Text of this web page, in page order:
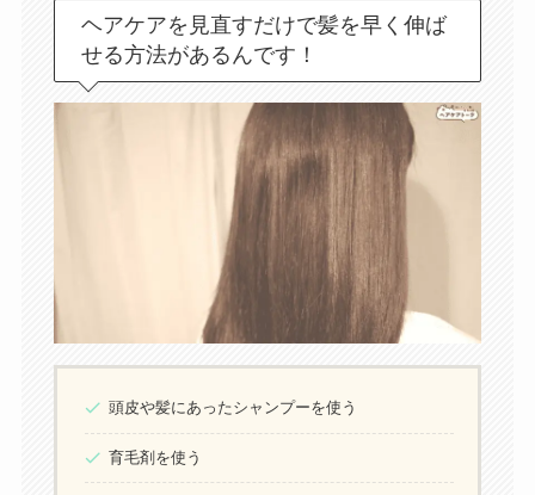
ヘアケアを見直すだけで髪を早く伸ば
せる方法があるんです！
頭皮や髪にあったシャンプーを使う
育毛剤を使う